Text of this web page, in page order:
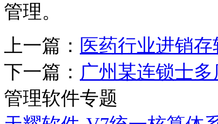
管理。
上一篇： 医药行业进销
下一篇： 广州某连锁士
管理软件专题